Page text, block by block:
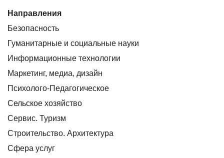
Направления
Безопасность
Гуманитарные и социальные науки
Информационные технологии
Маркетинг, медиа, дизайн
Психолого-Педагогическое
Сельское хозяйство
Сервис. Туризм
Строительство. Архитектура
Сфера услуг